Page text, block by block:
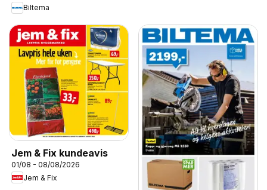
Biltema
Jem & Fix kundeavis
01/08 - 08/08/2026
Jem & Fix